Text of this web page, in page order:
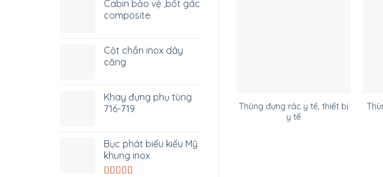
Cabin bảo vệ ,bốt gác
composite
Cột chắn inox dây
căng
Khay đựng phụ tùng
716-719
Bục phát biểu kiểu Mỹ
khung inox
Thùng đựng rác y tế, thiết bị
y tế